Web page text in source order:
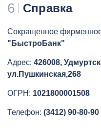
6 Справка
Сокращенное
"БыстроБанк"
Адрес: 426008,
ул.Пушкинская,268
ОГРН: 1021800001508
Телефон: (3412) 90-80-90